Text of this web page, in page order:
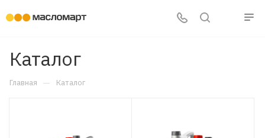
Каталог
Главная — Каталог